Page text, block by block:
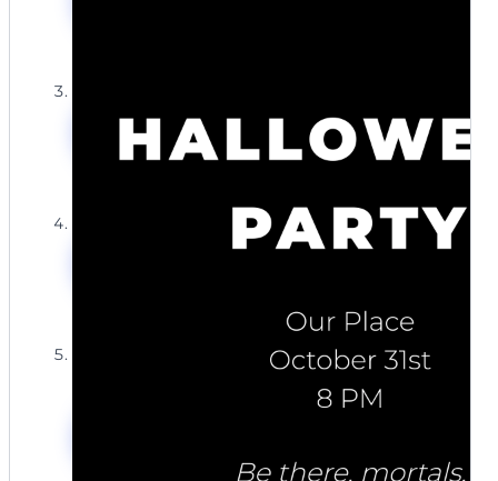
点蜘蛛网乐趣了!爬到我们这里来参加万圣节派对。”,“10月
茸茸卡通小猫玩着毛线球。风格:甜美迷人。包含文字:“准备
好度过喵喵完美的魔法时光!”,“克洛伊的万圣节派对”,“10月
28日”,“下午4点”,“猫薄荷巷25号”。
使用Mew Design AI创建搞笑万
使用Mew Design AI创建搞笑万
圣节邀请函
模板名称:截止日期恐怖故事